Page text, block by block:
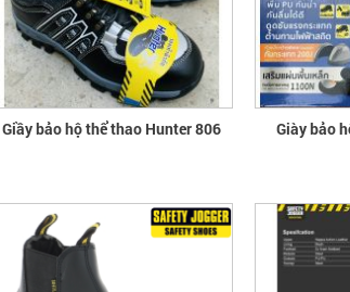
Giầy bảo hộ thể thao Hunter 806 Giày bảo